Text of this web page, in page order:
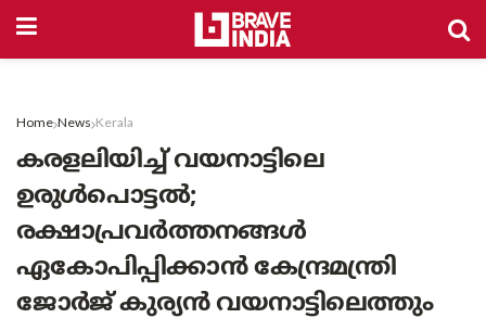
Home News Kerala
കരളലിയിച്ച് വയനാട്ടിലെ
ഉരുൾപൊട്ടൽ;
രക്ഷാപ്രവർത്തനങ്ങൾ
ഏകോപിപ്പിക്കാൻ കേന്ദ്രമന്ത്രി
ജോർജ് കുര്യൻ വയനാട്ടിലെത്തും